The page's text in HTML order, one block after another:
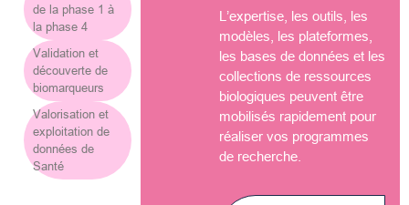
de la phase 1 à
la phase 4
Validation et
découverte de
biomarqueurs
Valorisation et
exploitation de
données de
Santé
L’expertise, les outils, les
modèles, les plateformes,
les bases de données et les
collections de ressources
biologiques peuvent être
mobilisés rapidement pour
réaliser vos programmes
de recherche.